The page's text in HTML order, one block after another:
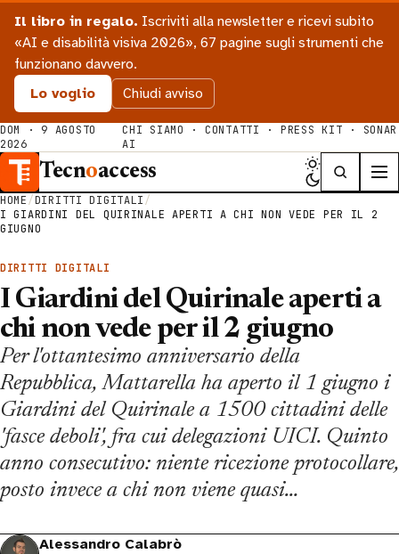
Il libro in regalo. Iscriviti alla newsletter e ricevi subito
«AI e disabilità visiva 2026», 67 pagine sugli strumenti che
funzionano davvero.
Lo voglio
Chiudi avviso
DOM · 9 AGOSTO
2026
CHI SIAMO · CONTATTI · PRESS KIT · SONAR
AI
Tecnoaccess
HOME/DIRITTI DIGITALI/
I GIARDINI DEL QUIRINALE APERTI A CHI NON VEDE PER IL 2
GIUGNO
DIRITTI DIGITALI
I Giardini del Quirinale aperti a
chi non vede per il 2 giugno
Per l'ottantesimo anniversario della
Repubblica, Mattarella ha aperto il 1 giugno i
Giardini del Quirinale a 1500 cittadini delle
'fasce deboli', fra cui delegazioni UICI. Quinto
anno consecutivo: niente ricezione protocollare,
posto invece a chi non viene quasi…
Alessandro Calabrò